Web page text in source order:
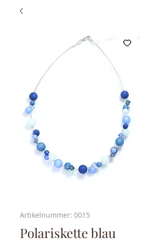
Artikelnummer: 0015
Polariskette blau